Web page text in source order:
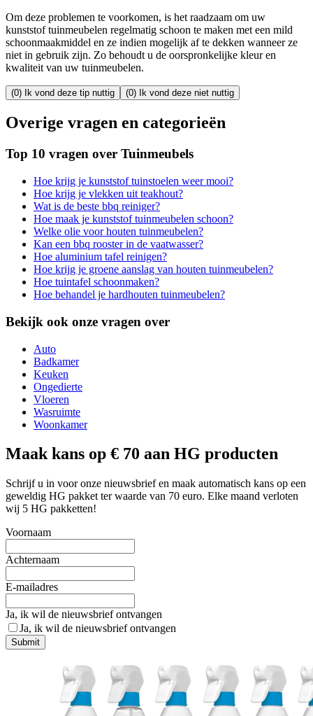
Om deze problemen te voorkomen, is het raadzaam om uw
kunststof tuinmeubelen regelmatig schoon te maken met een mild
schoonmaakmiddel en ze indien mogelijk af te dekken wanneer ze
niet in gebruik zijn. Zo behoudt u de oorspronkelijke kleur en
kwaliteit van uw tuinmeubelen.
(0) Ik vond deze tip nuttig (0) Ik vond deze niet nuttig
Overige vragen en categorieën
Top 10 vragen over Tuinmeubels
Hoe krijg je kunststof tuinstoelen weer mooi?
Hoe krijg je vlekken uit teakhout?
Wat is de beste bbq reiniger?
Hoe maak je kunststof tuinmeubelen schoon?
Welke olie voor houten tuinmeubelen?
Kan een bbq rooster in de vaatwasser?
Hoe aluminium tafel reinigen?
Hoe krijg je groene aanslag van houten tuinmeubelen?
Hoe tuintafel schoonmaken?
Hoe behandel je hardhouten tuinmeubelen?
Bekijk ook onze vragen over
Auto
Badkamer
Keuken
Ongedierte
Vloeren
Wasruimte
Woonkamer
Maak kans op € 70 aan HG producten
Schrijf u in voor onze nieuwsbrief en maak automatisch kans op een
geweldig HG pakket ter waarde van 70 euro. Elke maand verloten
wij 5 HG pakketten!
Voornaam
Achternaam
E-mailadres
Ja, ik wil de nieuwsbrief ontvangen
Ja, ik wil de nieuwsbrief ontvangen
Submit